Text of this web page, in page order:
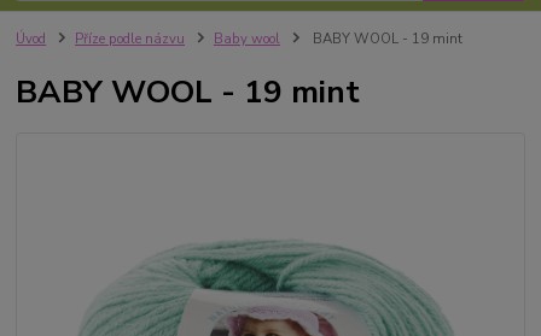
Úvod Příze podle názvu Baby wool BABY WOOL - 19 mint
BABY WOOL - 19 mint